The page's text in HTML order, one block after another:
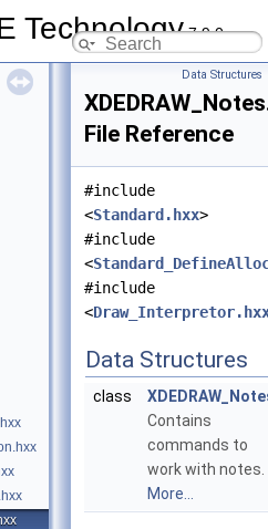
Technology7.9.0
Data Structures
File Reference
#include
<Standard.hxx>
#include
<
#include
<
Data Structures
class
Contains
commands to
work with notes.
More...